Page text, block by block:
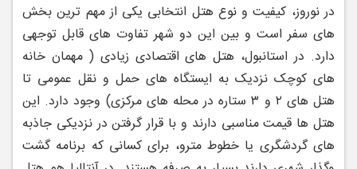
در نوروز، کیفیت و نوع هتل انتخابی یکی از مهم ‌ترین بخش
‌های سفر است و بین این دو شهر تفاوت ‌های قابل ‌توجهی
دارد. در استانبول، هتل‌ های اقتصادی زیادی ( مهمان‌ خانه
‌های کوچک نزدیک به ایستگاه‌ های حمل ‌و نقل عمومی تا
هتل‌ های ۲ و ۳ ستاره در محله‌ های مرکزی) وجود دارد. این
هتل‌ ها قیمت مناسبی دارند و با قرار گرفتن در نزدیکی جاذبه‌
های گردشگری یا خطوط مترو، برای کسانی که برنامه گشت